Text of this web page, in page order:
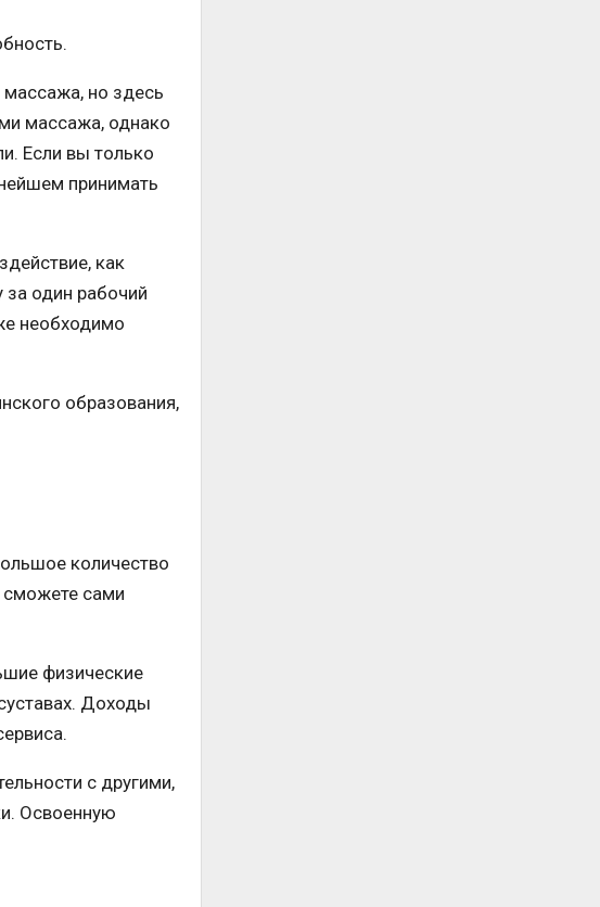
но здесь
массажа, однако
Если вы только
принимать
как
за один рабочий
необходимо
образования,
количество
сможете сами
физические
Доходы
с другими,
Освоенную